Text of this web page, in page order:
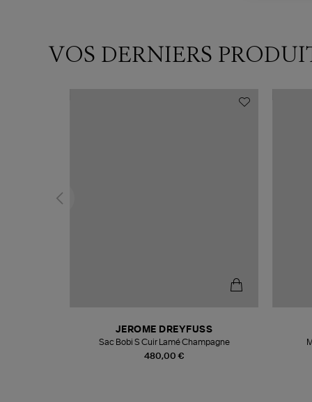
VOS DERNIERS
480,00 €
JEROME DREYFUSS
Sac Bobi S Cuir Lamé Champagne